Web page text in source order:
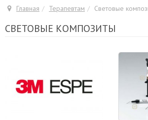
Главная Терапевтам Световые
СВЕТОВЫЕ КОМПОЗИТЫ